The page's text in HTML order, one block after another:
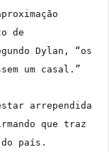
de
Dylan, “os
um casal.”
arrependida
que traz
do país.